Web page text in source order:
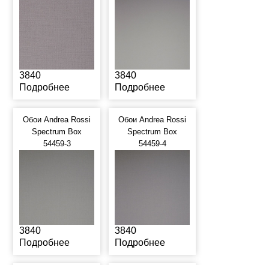
3840
Подробнее
3840
Подробнее
Обои Andrea Rossi
Spectrum Box
54459-3
3840
Подробнее
Обои Andrea Rossi
Spectrum Box
54459-4
3840
Подробнее